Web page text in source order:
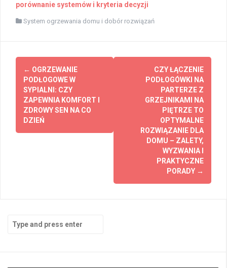
porównanie systemów i kryteria decyzji
System ogrzewania domu i dobór rozwiązań
Post
navigation
← OGRZEWANIE
PODŁOGOWE W
SYPIALNI: CZY
ZAPEWNIA KOMFORT I
ZDROWY SEN NA CO
DZIEŃ
CZY ŁĄCZENIE
PODŁOGÓWKI NA
PARTERZE Z
GRZEJNIKAMI NA
PIĘTRZE TO
OPTYMALNE
ROZWIĄZANIE DLA
DOMU – ZALETY,
WYZWANIA I
PRAKTYCZNE
PORADY →
Search
for: